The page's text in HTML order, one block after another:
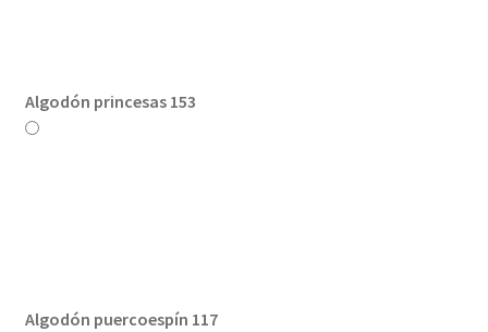
Algodón princesas 153
Algodón puercoespín 117